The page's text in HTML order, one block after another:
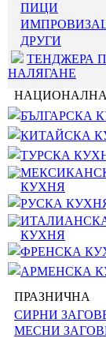
ПИЦИ
ДРУГИ
ТЕНДЖЕРА
НАЛЯГАНЕ
НАЦИОНАЛНА
БЪЛГАРСКА
КИТАЙСКА
ТУРСКА
КУХНЯ
РУСКА
КУХНЯ
ФРЕНСКА
АРМЕНСКА
ПРАЗНИЧНА
СИРНИ
МЕСНИ